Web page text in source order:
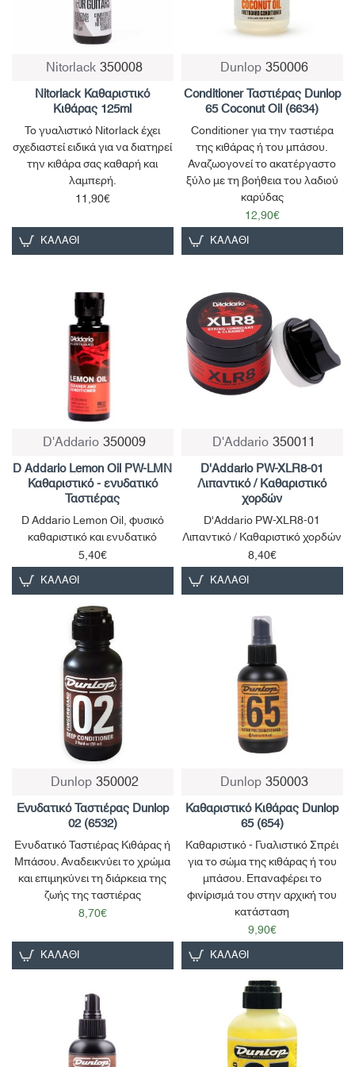
Nitorlack350008
Nitorlack Καθαριστικό
Κιθάρας 125ml
Το γυαλιστικό Nitorlack έχει
σχεδιαστεί ειδικά για να διατηρεί
την κιθάρα σας καθαρή και
λαμπερή.
11,90€
ΚΑΛΆΘΙ
Παράδοση σε 4-10 ημέρες
Dunlop350006
Conditioner Ταστιέρας Dunlop
65 Coconut Oil (6634)
Conditioner για την ταστιέρα
της κιθάρας ή του μπάσου.
Αναζωογονεί το ακατέργαστο
ξύλο με τη βοήθεια του λαδιού
καρύδας
12,90€
ΚΑΛΆΘΙ
D'Addario350009
D Addario Lemon Oil PW-LMN
Καθαριστικό - ενυδατικό
Ταστιέρας
D Addario Lemon Oil, φυσικό
καθαριστικό και ενυδατικό
5,40€
ΚΑΛΆΘΙ
D'Addario350011
D'Addario PW-XLR8-01
Λιπαντικό / Kαθαριστικό
χορδών
D'Addario PW-XLR8-01
Λιπαντικό / Kαθαριστικό χορδών
8,40€
ΚΑΛΆΘΙ
Dunlop350002
Ενυδατικό Ταστιέρας Dunlop
02 (6532)
Ενυδατικό Ταστιέρας Κιθάρας ή
Μπάσου. Αναδεικνύει το χρώμα
και επιμηκύνει τη διάρκεια της
ζωής της ταστιέρας
8,70€
ΚΑΛΆΘΙ
Dunlop350003
Καθαριστικό Κιθάρας Dunlop
65 (654)
Καθαριστικό - Γυαλιστικό Σπρέι
για το σώμα της κιθάρας ή του
μπάσου. Επαναφέρει το
φινίρισμά του στην αρχική του
κατάσταση
9,90€
ΚΑΛΆΘΙ